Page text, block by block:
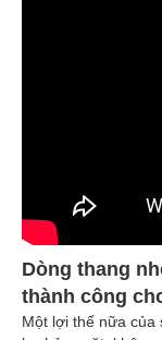
Dòng thang
thành công
Một lợi thế nữa của